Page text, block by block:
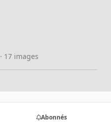
· 17 images
Abonnés